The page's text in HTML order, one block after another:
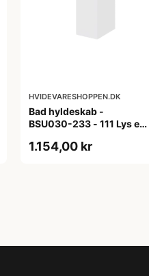
HVIDEVARESHOPPEN.DK
Bad hyldeskab -
BSU030-233 - 111 Lys eg
1.154,00 kr